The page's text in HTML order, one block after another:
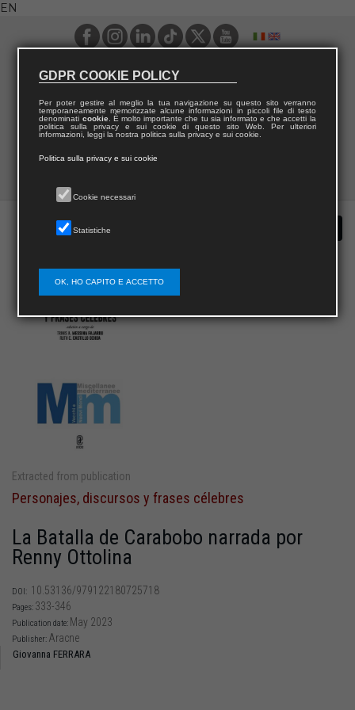
EN
Extracted from publication
Personajes, discursos y frases célebres
La Batalla de Carabobo narrada por
Renny Ottolina
DOI: 10.53136/979122180725718
Pages: 333-346
Publication date: May 2023
Publisher: Aracne
Giovanna FERRARA
GDPR COOKIE POLICY
Per poter gestire al meglio la tua navigazione su questo sito verranno
temporaneamente memorizzate alcune informazioni in piccoli file di testo
denominati cookie. È molto importante che tu sia informato e che accetti la
politica sulla privacy e sui cookie di questo sito Web. Per ulteriori
informazioni, leggi la nostra politica sulla privacy e sui cookie.
Politica sulla privacy e sui cookie
Cookie necessari
Statistiche
OK, HO CAPITO E ACCETTO